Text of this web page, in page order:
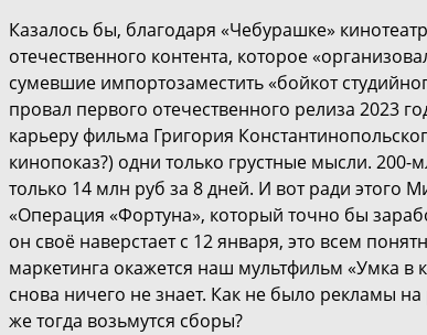
Казалось бы, благодаря «Чебурашке»
отечественного контента, которое
сумевшие импортозаместить «бойкот
провал первого отечественного релиза 2023
карьеру фильма Григория
кинопоказ?) одни только грустные мысли.
только 14 млн руб за 8 дней. И вот ради этого
«Операция «Фортуна», который точно бы
он своё наверстает с 12 января, это всем
маркетинга окажется наш мультфильм «Умка в
снова ничего не знает. Как не было рекламы на
же тогда возьмутся сборы?